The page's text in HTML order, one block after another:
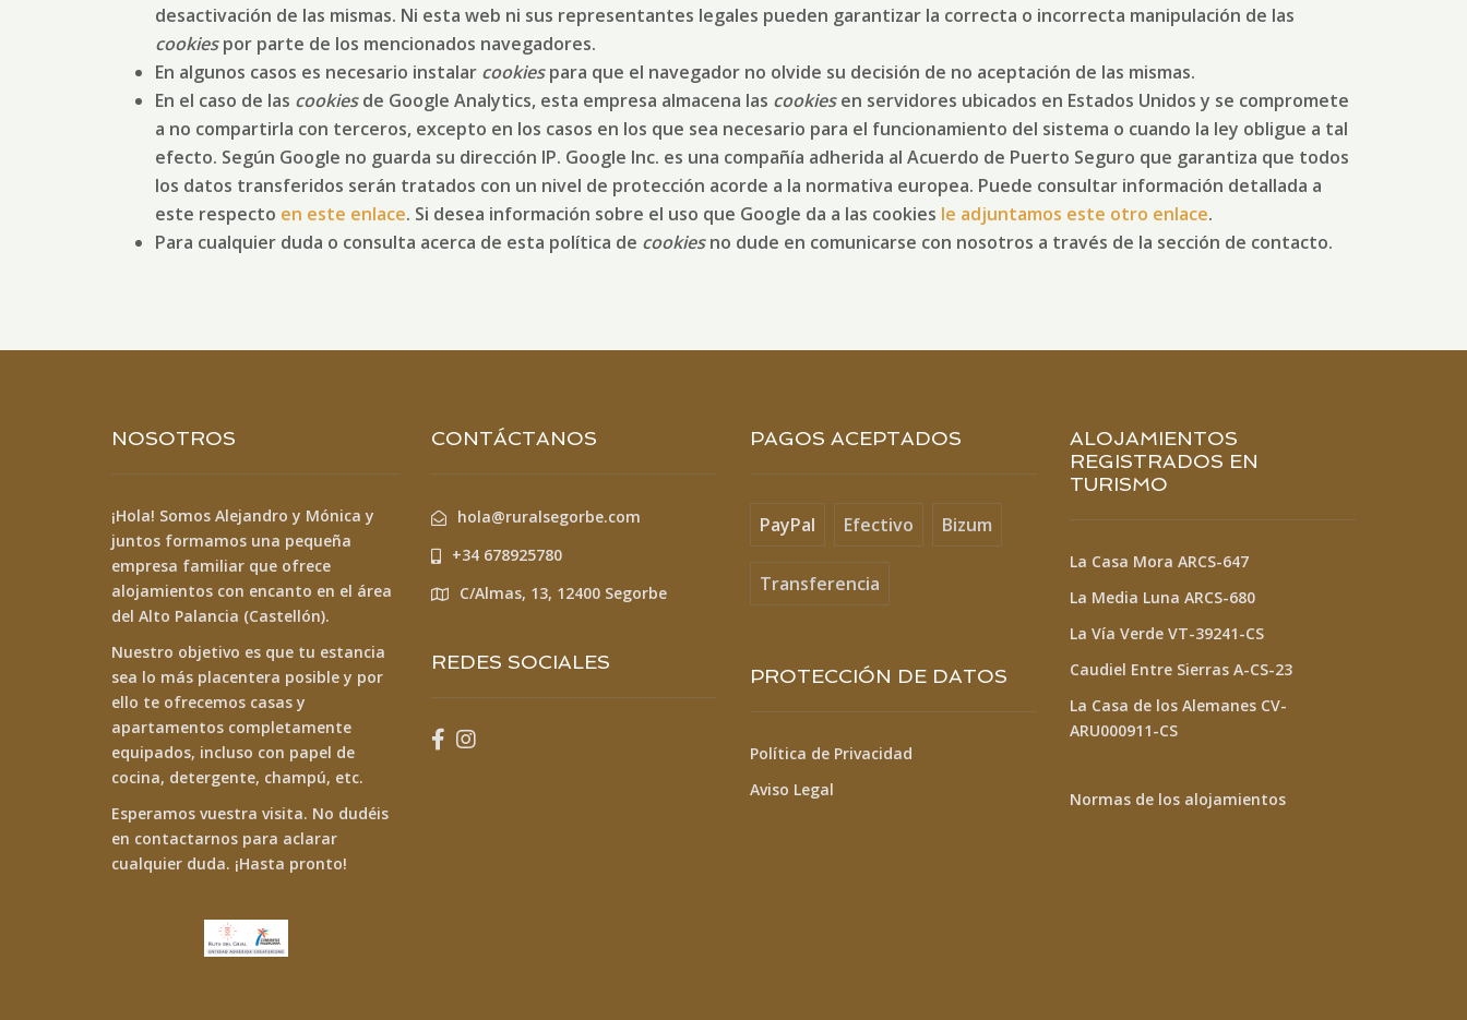
desactivación de las mismas. Ni esta web ni sus representantes legales pueden garantizar la correcta o incorrecta manipulación de las
cookiespor parte de los mencionados navegadores.
En algunos casos es necesario instalar cookiespara que el navegador no olvide su decisión de no aceptación de las mismas.
En el caso de las cookiesde Google Analytics, esta empresa almacena las cookiesen servidores ubicados en Estados Unidos y se compromete
a no compartirla con terceros, excepto en los casos en los que sea necesario para el funcionamiento del sistema o cuando la ley obligue a tal
efecto. Según Google no guarda su dirección IP. Google Inc. es una compañía adherida al Acuerdo de Puerto Seguro que garantiza que todos
los datos transferidos serán tratados con un nivel de protección acorde a la normativa europea. Puede consultar información detallada a
este respecto en este enlace. Si desea información sobre el uso que Google da a las cookies le adjuntamos este otro enlace.
Para cualquier duda o consulta acerca de esta política de cookiesno dude en comunicarse con nosotros a través de la sección de contacto.
NOSOTROS
¡Hola! Somos Alejandro y Mónica y
juntos formamos una pequeña
empresa familiar que ofrece
alojamientos con encanto en el área
del Alto Palancia (Castellón).
Nuestro objetivo es que tu estancia
sea lo más placentera posible y por
ello te ofrecemos casas y
apartamentos completamente
equipados, incluso con papel de
cocina, detergente, champú, etc.
Esperamos vuestra visita. No dudéis
en contactarnos para aclarar
cualquier duda. ¡Hasta pronto!
CONTÁCTANOS
hola@ruralsegorbe.com
+34 678925780
C/Almas, 13, 12400 Segorbe
REDES SOCIALES
PAGOS ACEPTADOS
PayPal Efectivo Bizum
Transferencia
PROTECCIÓN DE DATOS
Política de Privacidad
Aviso Legal
ALOJAMIENTOS
REGISTRADOS EN
TURISMO
La Casa Mora ARCS-647
La Media Luna ARCS-680
La Vía Verde VT-39241-CS
Caudiel Entre Sierras A-CS-23
La Casa de los Alemanes CV-
ARU000911-CS
Normas de los alojamientos